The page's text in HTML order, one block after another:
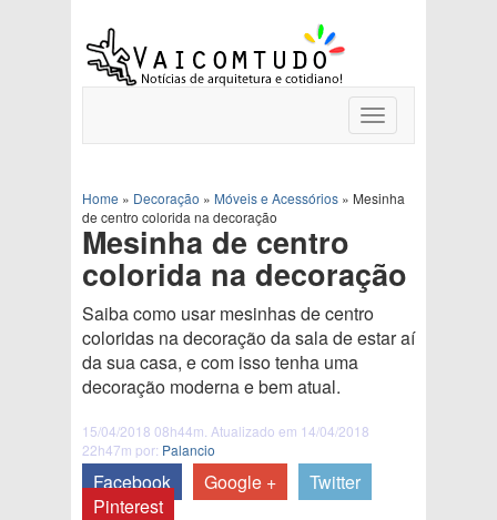
Toggle
navigation
Home » Decoração » Móveis e Acessórios » Mesinha
de centro colorida na decoração
Mesinha de centro
colorida na decoração
Saiba como usar mesinhas de centro
coloridas na decoração da sala de estar aí
da sua casa, e com isso tenha uma
decoração moderna e bem atual.
15/04/2018 08h44m. Atualizado em 14/04/2018
22h47m por: Palancio
Facebook Google +
Twitter
Pinterest